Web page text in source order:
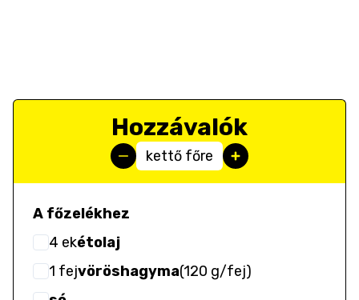
Hozzávalók
kettő főre
A főzelékhez
4 ekétolaj
1 fejvöröshagyma(120 g/fej)